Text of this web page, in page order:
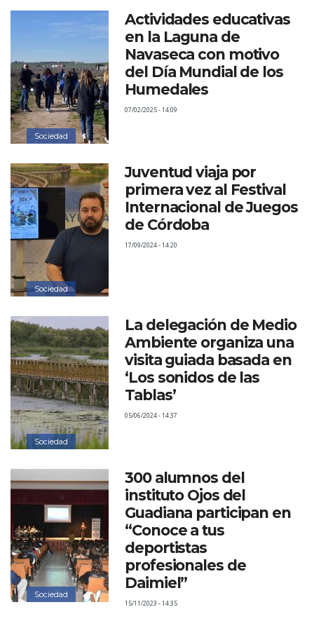
Sociedad
Actividades educativas
en la Laguna de
Navaseca con motivo
del Día Mundial de los
Humedales
07/02/2025 - 14:09
Sociedad
Juventud viaja por
primera vez al Festival
Internacional de Juegos
de Córdoba
17/09/2024 - 14:20
Sociedad
La delegación de Medio
Ambiente organiza una
visita guiada basada en
‘Los sonidos de las
Tablas’
05/06/2024 - 14:37
Sociedad
300 alumnos del
instituto Ojos del
Guadiana participan en
“Conoce a tus
deportistas
profesionales de
Daimiel”
15/11/2023 - 14:35